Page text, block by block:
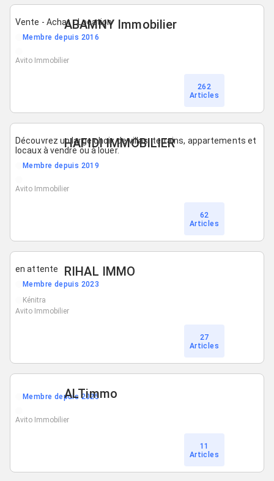
ABAMNY Immobilier
Vente - Achat - Location
Membre depuis 2016
Avito Immobilier
262
Articles
HAFIDI IMMOBILIER
Découvrez un large choix de villas, terrains, appartements et
locaux à vendre ou à louer.
Membre depuis 2019
Avito Immobilier
62
Articles
RIHAL IMMO
en attente
Membre depuis 2023
Kénitra
Avito Immobilier
27
Articles
ALTimmo
Membre depuis 2025
Avito Immobilier
11
Articles